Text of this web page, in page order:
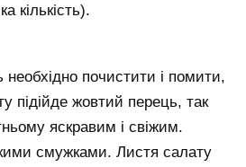
кількість).
необхідно почистити і помити,
підійде жовтий перець, так
яскравим і свіжим.
смужками. Листя салату